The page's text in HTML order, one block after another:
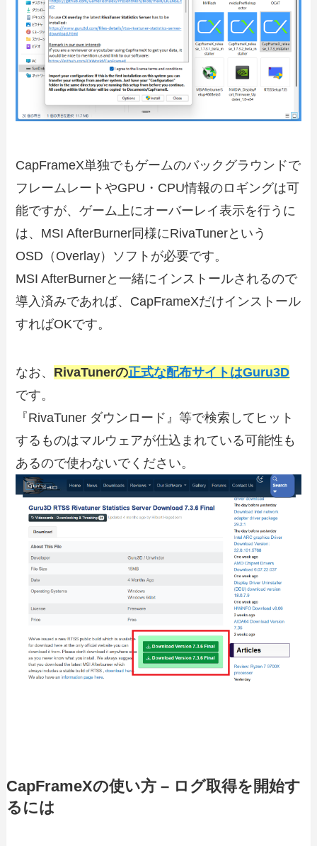
CapFrameX単独でもゲームのバックグラウンドで
フレームレートやGPU・CPU情報のロギングは可
能ですが、ゲーム上にオーバーレイ表示を行うに
は、MSI AfterBurner同様にRivaTunerという
OSD（Overlay）ソフトが必要です。
MSI AfterBurnerと一緒にインストールされるので
導入済みであれば、CapFrameXだけインストール
すればOKです。
なお、 RivaTunerの正式な配布サイトはGuru3D
です。
『RivaTuner ダウンロード』等で検索してヒット
するものはマルウェアが仕込まれている可能性も
あるので使わないでください。
CapFrameXの使い方 – ログ取得を開始す
るには